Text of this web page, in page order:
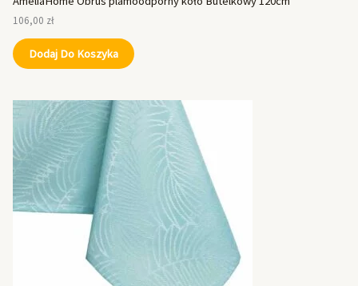
106,00 zł
Dodaj Do Koszyka